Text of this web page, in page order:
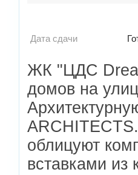
Дата сдачи
ЖК "ЦДС
домов на
облицуют
вставками из